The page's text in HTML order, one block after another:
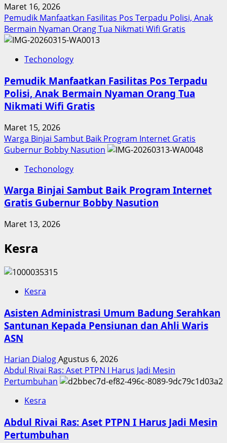
Maret 16, 2026
Pemudik Manfaatkan Fasilitas Pos Terpadu Polisi, Anak
Bermain Nyaman Orang Tua Nikmati Wifi Gratis
Techonology
Pemudik Manfaatkan Fasilitas Pos Terpadu
Polisi, Anak Bermain Nyaman Orang Tua
Nikmati Wifi Gratis
Maret 15, 2026
Warga Binjai Sambut Baik Program Internet Gratis
Gubernur Bobby Nasution
Techonology
Warga Binjai Sambut Baik Program Internet
Gratis Gubernur Bobby Nasution
Maret 13, 2026
Kesra
Kesra
Asisten Administrasi Umum Badung Serahkan
Santunan Kepada Pensiunan dan Ahli Waris
ASN
Harian DialogAgustus 6, 2026
Abdul Rivai Ras: Aset PTPN I Harus Jadi Mesin
Pertumbuhan
Kesra
Abdul Rivai Ras: Aset PTPN I Harus Jadi Mesin
Pertumbuhan